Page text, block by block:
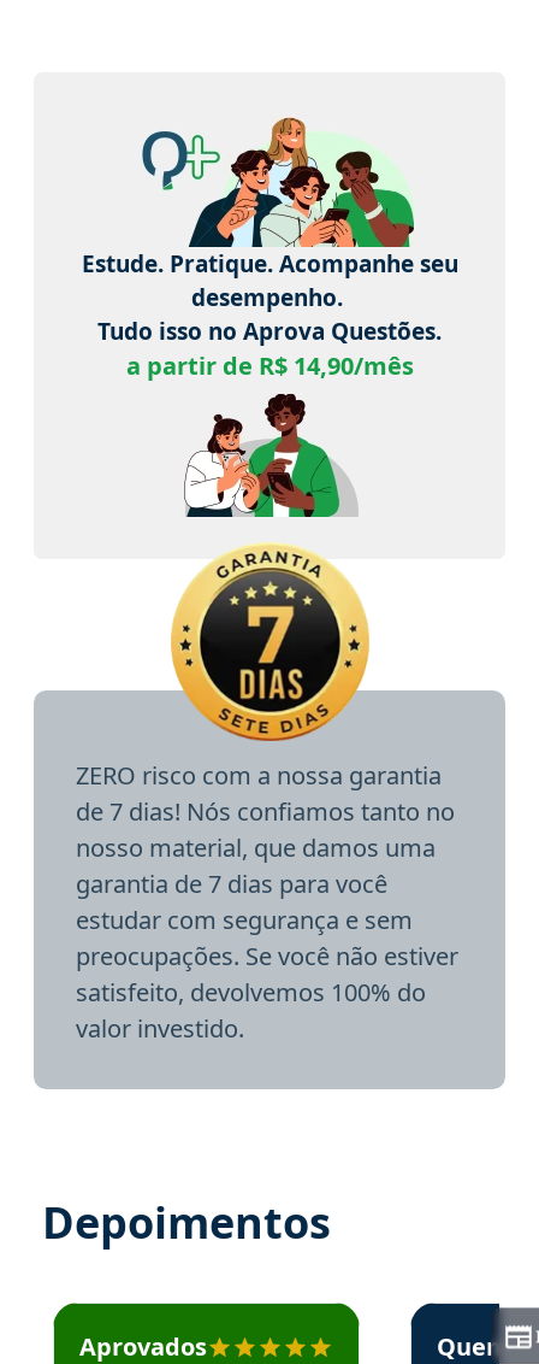
Estude. Pratique. Acompanhe seu
desempenho.
Tudo isso no Aprova Questões.
a partir de R$ 14,90/mês
ZERO risco com a nossa garantia
de 7 dias! Nós confiamos tanto no
nosso material, que damos uma
garantia de 7 dias para você
estudar com segurança e sem
preocupações. Se você não estiver
satisfeito, devolvemos 100% do
valor investido.
Depoimentos
Estudante José recomenda o Aprova Concursos em
Aprovados
Estudante
Quem